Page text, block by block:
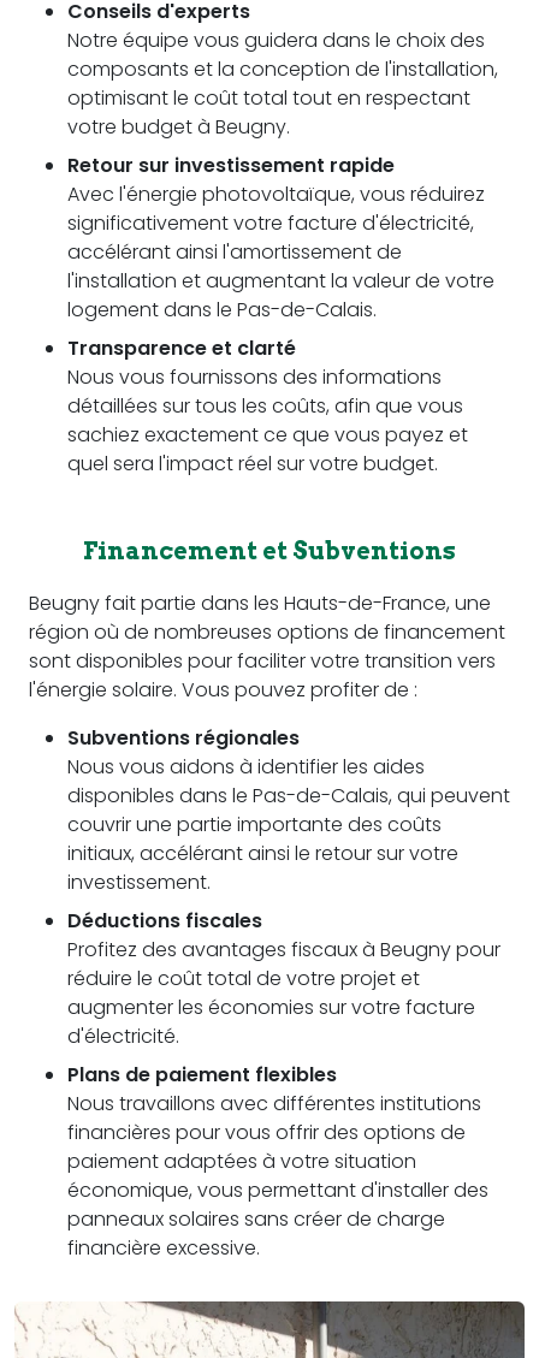
Conseils d'experts
Notre équipe vous guidera dans le choix des
composants et la conception de l'installation,
optimisant le coût total tout en respectant
votre budget à Beugny.
Retour sur investissement rapide
Avec l'énergie photovoltaïque, vous réduirez
significativement votre facture d'électricité,
accélérant ainsi l'amortissement de
l'installation et augmentant la valeur de votre
logement dans le Pas-de-Calais.
Transparence et clarté
Nous vous fournissons des informations
détaillées sur tous les coûts, afin que vous
sachiez exactement ce que vous payez et
quel sera l'impact réel sur votre budget.
Financement et Subventions
Beugny fait partie dans les Hauts-de-France, une
région où de nombreuses options de financement
sont disponibles pour faciliter votre transition vers
l'énergie solaire. Vous pouvez profiter de :
Subventions régionales
Nous vous aidons à identifier les aides
disponibles dans le Pas-de-Calais, qui peuvent
couvrir une partie importante des coûts
initiaux, accélérant ainsi le retour sur votre
investissement.
Déductions fiscales
Profitez des avantages fiscaux à Beugny pour
réduire le coût total de votre projet et
augmenter les économies sur votre facture
d'électricité.
Plans de paiement flexibles
Nous travaillons avec différentes institutions
financières pour vous offrir des options de
paiement adaptées à votre situation
économique, vous permettant d'installer des
panneaux solaires sans créer de charge
financière excessive.